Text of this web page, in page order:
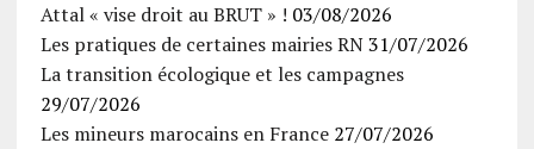
Attal « vise droit au BRUT » ! 03/08/2026
Les pratiques de certaines mairies RN 31/07/2026
La transition écologique et les campagnes
29/07/2026
Les mineurs marocains en France 27/07/2026